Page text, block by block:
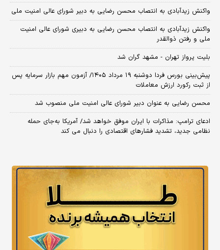
واکنش زیدآبادی به انتصاب محسن رضایی به دبیر شورای عالی امنیت ملی
واکنش زیدآبادی به انتصاب محسن رضایی به دبیری شورای عالی امنیت
ملی و رفتن ذوالقدر
بلیت پرواز تهران - مشهد گران شد
​پیش‌بینی بورس فردا دوشنبه ۱۹ مرداد ۱۴۰۵/ آزمون مهم بازار سرمایه پس
از ثبت رکورد ارزش معاملات
محسن رضایی به عنوان دبیر شورای عالی امنیت ملی منصوب شد
ادعای ترامپ: مذاکرات با ایران موفق خواهد شد/ آمریکا به‌جای حمله
نظامی جدید، تشدید فشارهای اقتصادی را دنبال می کند